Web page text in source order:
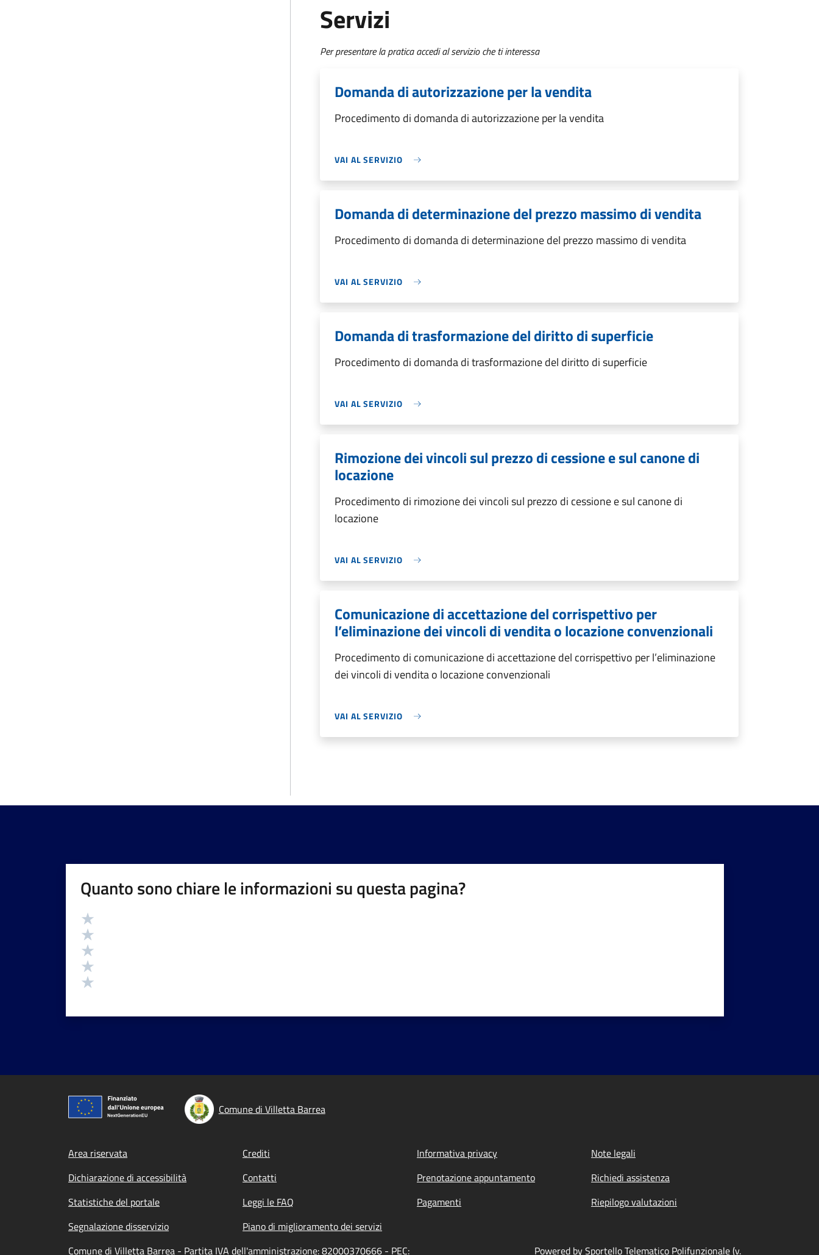
Servizi
Per presentare la pratica accedi al servizio che ti interessa
Domanda di autorizzazione per la vendita
Procedimento di domanda di autorizzazione per la vendita
VAI AL SERVIZIO
Domanda di determinazione del prezzo massimo di vendita
Procedimento di domanda di determinazione del prezzo massimo di vendita
VAI AL SERVIZIO
Domanda di trasformazione del diritto di superficie
Procedimento di domanda di trasformazione del diritto di superficie
VAI AL SERVIZIO
Rimozione dei vincoli sul prezzo di cessione e sul canone di
locazione
Procedimento di rimozione dei vincoli sul prezzo di cessione e sul canone di
locazione
VAI AL SERVIZIO
Comunicazione di accettazione del corrispettivo per
l’eliminazione dei vincoli di vendita o locazione convenzionali
Procedimento di comunicazione di accettazione del corrispettivo per l’eliminazione
dei vincoli di vendita o locazione convenzionali
VAI AL SERVIZIO
Quanto sono chiare le informazioni su questa pagina?
Valutazione
Comune di Villetta Barrea
Footer menu
Area riservata Crediti Informativa privacy
Note legali
Dichiarazione di accessibilità
Contatti Prenotazione appuntamento
Richiedi assistenza
Statistiche del portale
Leggi le FAQ Pagamenti
Riepilogo valutazioni
Segnalazione disservizio
Piano di miglioramento dei servizi
Comune di Villetta Barrea - Partita IVA dell'amministrazione: 82000370666 - PEC:
Powered by Sportello Telematico Polifunzionale (v.